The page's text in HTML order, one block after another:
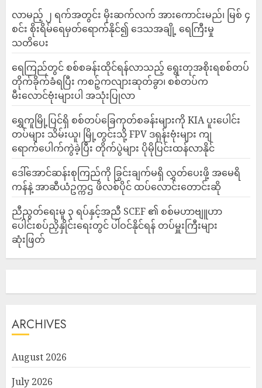
လာမည့် ၂ ရက်အတွင်း မိုးဆက်လက် အားကောင်းမည်၊ မြစ် ၄
စင်း စိုးရိမ်ရေမှတ်ရောက်နိုင်၍ ဒေသအချို့ ရေကြီးမှု
သတိပေး
ရေကြည်တွင် စစ်စခန်းထိုင်ရန်လာသည့် ရွေးတုအစိုးရစစ်တပ်
တိုက်ခိုက်ခံရပြီး ကစဉ့်ကလျားဆုတ်ခွာ၊ စစ်တပ်က
မီးလောင်ဗုံးများပါ အသုံးပြုလာ
‎ရွှေကူမြို့ပြင်ရှိ စစ်တပ်ခြေကုတ်စခန်းများကို KIA ပူးပေါင်း
တပ်များ သိမ်းယူ၊ မြို့တွင်းသို့ FPV ဒရုန်းဗုံးများ ကျ
ရောက်ပေါက်ကွဲခဲ့ပြီး တိုက်ပွဲများ ပိုမိုပြင်းထန်လာနိုင်
ဒေါ်အောင်ဆန်းစုကြည်ကို ခြွင်းချက်မရှိ လွှတ်ပေးဖို့ အမေရိ
ကန်နဲ့ အာဆီယံဥက္ကဌ ဖိလစ်ပိုင် ထပ်လောင်းတောင်းဆို
ညီညွတ်ရေးမူ ၃ ရပ်နှင့်အညီ SCEF ၏ စစ်မဟာဗျူဟာ
ပေါင်းစပ်ညှိနှိုင်းရေးတွင် ပါဝင်နိုင်ရန် တပ်မှူးကြီးများ
ဆုံးဖြတ်
ARCHIVES
August 2026
July 2026